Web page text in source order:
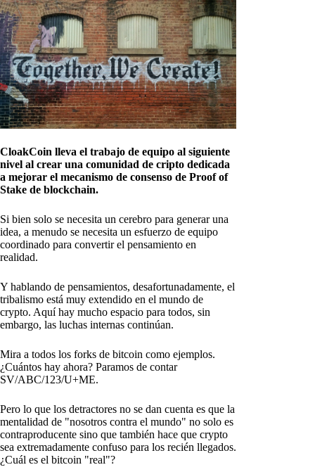
CloakCoin lleva el trabajo de equipo al siguiente
nivel al crear una comunidad de cripto dedicada
a mejorar el mecanismo de consenso de Proof of
Stake de blockchain.
Si bien solo se necesita un cerebro para generar una
idea, a menudo se necesita un esfuerzo de equipo
coordinado para convertir el pensamiento en
realidad.
Y hablando de pensamientos, desafortunadamente, el
tribalismo está muy extendido en el mundo de
crypto. Aquí hay mucho espacio para todos, sin
embargo, las luchas internas continúan.
Mira a todos los forks de bitcoin como ejemplos.
¿Cuántos hay ahora? Paramos de contar
SV/ABC/123/U+ME.
Pero lo que los detractores no se dan cuenta es que la
mentalidad de "nosotros contra el mundo" no solo es
contraproducente sino que también hace que crypto
sea extremadamente confuso para los recién llegados.
¿Cuál es el bitcoin "real"?